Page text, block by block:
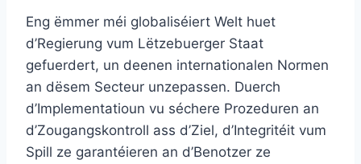
Eng ëmmer méi globaliséiert Welt huet
d’Regierung vum Lëtzebuerger Staat
gefuerdert, un deenen internationalen Normen
an dësem Secteur unzepassen. Duerch
d’Implementatioun vu séchere Prozeduren an
d’Zougangskontroll ass d’Ziel, d’Integritéit vum
Spill ze garantéieren an d’Benotzer ze